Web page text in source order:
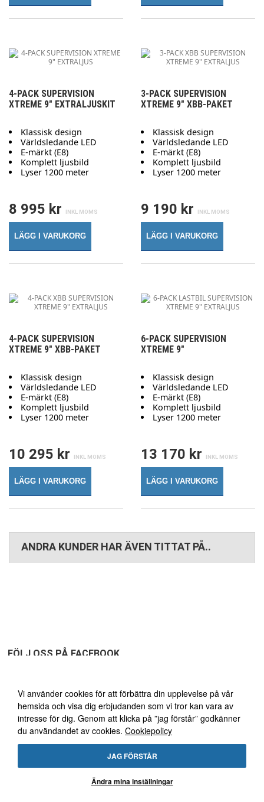
Vi använder cookies för att förbättra din upplevelse på vår
hemsida och visa dig erbjudanden som vi tror kan vara av
intresse för dig. Genom att klicka på ”jag förstår” godkänner
du användandet av cookies. Cookiepolicy
JAG FÖRSTÅR
Ändra mina inställningar
4-PACK SUPERVISION
XTREME 9" EXTRALJUSKIT
Klassisk design
Världsledande LED
E-märkt (E8)
Komplett ljusbild
Lyser 1200 meter
8 995 kr
LÄGG I VARUKORG
3-PACK SUPERVISION
XTREME 9" XBB-PAKET
Klassisk design
Världsledande LED
E-märkt (E8)
Komplett ljusbild
Lyser 1200 meter
9 190 kr
LÄGG I VARUKORG
4-PACK SUPERVISION
XTREME 9" XBB-PAKET
Klassisk design
Världsledande LED
E-märkt (E8)
Komplett ljusbild
Lyser 1200 meter
10 295 kr
LÄGG I VARUKORG
6-PACK SUPERVISION
XTREME 9"
Klassisk design
Världsledande LED
E-märkt (E8)
Komplett ljusbild
Lyser 1200 meter
13 170 kr
LÄGG I VARUKORG
ANDRA KUNDER HAR ÄVEN TITTAT PÅ..
FÖLJ OSS PÅ FACEBOOK
FRI FRAKT ÖVER 1495:-30
DAGARS ÖPPET KÖP!